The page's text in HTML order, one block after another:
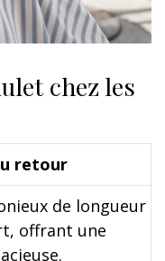
chez les
retour
de longueur
offrant une